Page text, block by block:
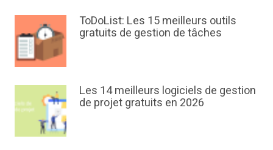
ToDoList: Les 15 meilleurs outils
gratuits de gestion de tâches
Les 14 meilleurs logiciels de gestion
de projet gratuits en 2026